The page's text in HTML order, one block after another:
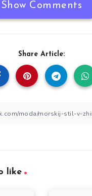
Show Comments
Share Article:
like